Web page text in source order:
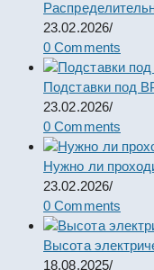
23.02.2026/
0 Comments
Подставки под
23.02.2026/
0 Comments
Нужно ли
23.02.2026/
0 Comments
Высота
18.08.2025/